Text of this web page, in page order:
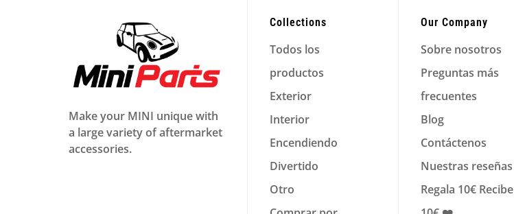
Make your MINI unique with
a large variety of aftermarket
accessories.
Collections
Todos los
productos
Exterior
Interior
Encendiendo
Divertido
Otro
Our Company
Sobre nosotros
Preguntas más
frecuentes
Blog
Contáctenos
Nuestras reseñas
Regala 10€ Recibe